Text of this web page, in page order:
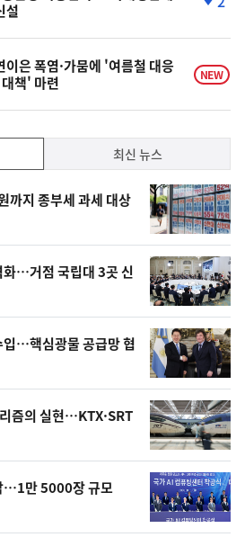
설
락
이은 폭염·가뭄에 '여름철 대응
책' 마련
NEW
최신 뉴스
까지 종부세 과세 대상
…거점 국립대 3곳 신
입…핵심광물 공급망 협
즘의 실현…KTX·SRT
…1만 5000장 규모